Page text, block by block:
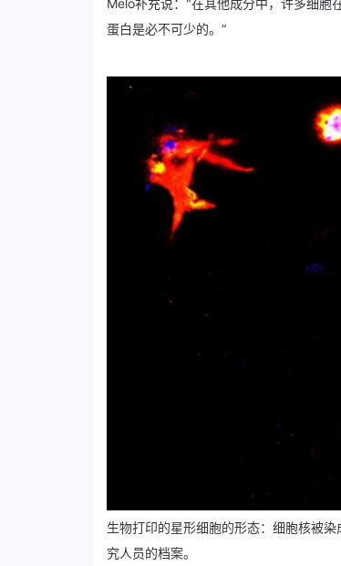
蛋白是必不可少的。“
生物打印的星形细胞的形态：细胞核被
究人员的档案。